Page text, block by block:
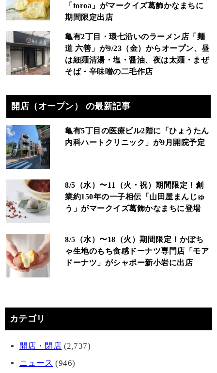
「toroa」がマークイズ葛飾かなまちに
期間限定出店
亀有2丁目・環七沿いのラーメン店「麺
道 六善」が9/23（金）からオープン、昼
は細麺清湯・塩・醤油、夜は太麺・まぜ
そば・辛味噌の二毛作店
開店（オープン） の最新記事
亀有5丁目の医療ビル2階に「ひょうたん
内科ハートクリニック」が9月開院予定
8/5（水）〜11（火・祝）期間限定！創
業約150年の一子相伝「山田屋まんじゅ
う」がマークイズ葛飾かなまちに登場
8/5（水）〜18（火）期間限定！かぼち
ゃ生地のもち食感ドーナツ専門店「モア
ドーナツ」がシャポー新小岩に出店
カテゴリ
開店・閉店 (2,737)
ニュース (946)